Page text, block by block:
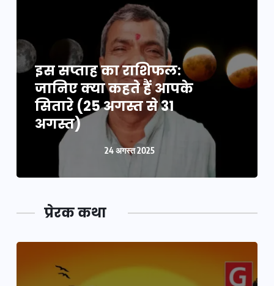
इस सप्ताह का राशिफल:
जानिए क्या कहते हैं आपके
सितारे (25 अगस्त से 31
अगस्त)
24 अगस्त 2025
प्रेरक कथा